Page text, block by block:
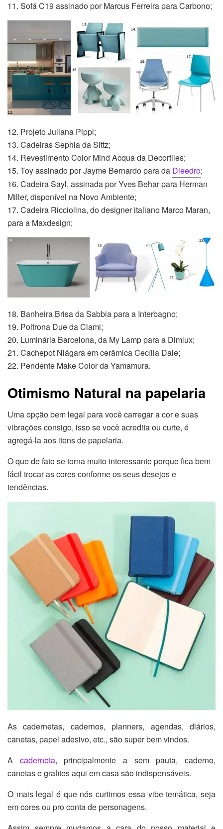
11. Sofá C19 assinado por Marcus Ferreira para Carbono;
12. Projeto Juliana Pippi;
13. Cadeiras Sephia da Sittz;
14. Revestimento Color Mind Acqua da Decortiles;
15. Toy assinado por Jayme Bernardo para da Dieedro;
16. Cadeira Sayl, assinada por Yves Behar para Herman
Miller, disponível na Novo Ambiente;
17. Cadeira Ricciolina, do designer italiano Marco Maran,
para a Maxdesign;
18. Banheira Brisa da Sabbia para a Interbagno;
19. Poltrona Due da Clami;
20. Luminária Barcelona, da My Lamp para a Dimlux;
21. Cachepot Niágara em cerâmica Cecília Dale;
22. Pendente Make Color da Yamamura.
Otimismo Natural na papelaria
Uma opção bem legal para você carregar a cor e suas
vibrações consigo, isso se você acredita ou curte, é
agregá-la aos itens de papelaria.
O que de fato se torna muito interessante porque fica bem
fácil trocar as cores conforme os seus desejos e
tendências.
As cadernetas, cadernos, planners, agendas, diários,
canetas, papel adesivo, etc., são super bem vindos.
A caderneta, principalmente a sem pauta, caderno,
canetas e grafites aqui em casa são indispensáveis.
O mais legal é que nós curtimos essa vibe temática, seja
em cores ou pro conta de personagens.